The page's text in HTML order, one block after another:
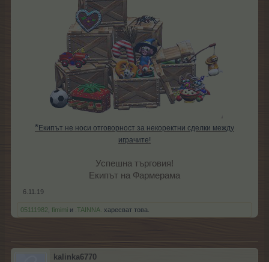
* Екипът не носи отговорност за некоректни сделки между
играчите!
Успешна търговия!
Екипът на Фармерама​
6.11.19
05111982 fimimi и .TAINNA. харесват това.
kalinka6770